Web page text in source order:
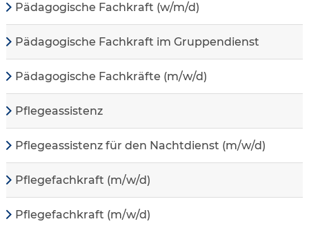
Pädagogische Fachkraft (w/m/d)
Pädagogische Fachkraft im Gruppendienst
Pädagogische Fachkräfte (m/w/d)
Pflegeassistenz
Pflegeassistenz für den Nachtdienst (m/w/d)
Pflegefachkraft (m/w/d)
Pflegefachkraft (m/w/d)